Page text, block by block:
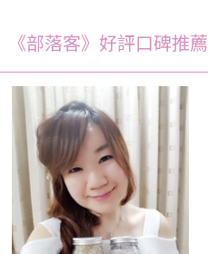
《部落客》好評口碑推薦